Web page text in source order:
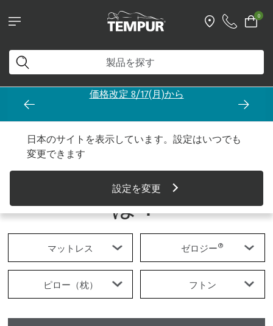
0
価格改定 8/17(月)から
日本のサイトを表示しています。設定はいつでも
変更できます
設定を変更
松井秀喜が語る、テン
ピュール®の魅力と
は？
マットレス ゼロジー®
ピロー（枕） フトン